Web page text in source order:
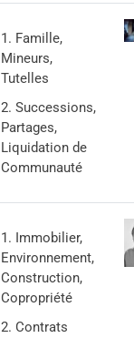
Famille,
Mineurs,
Tutelles
Successions,
Partages,
Liquidation de
Communauté
Immobilier,
Environnement,
Construction,
Copropriété
Contrats